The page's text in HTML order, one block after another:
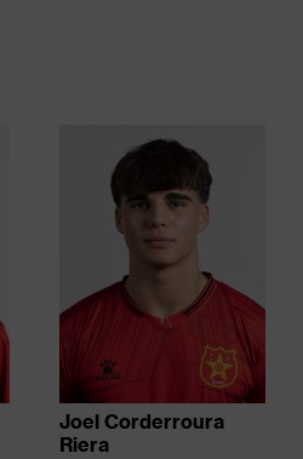
Joel Corderroura
Riera